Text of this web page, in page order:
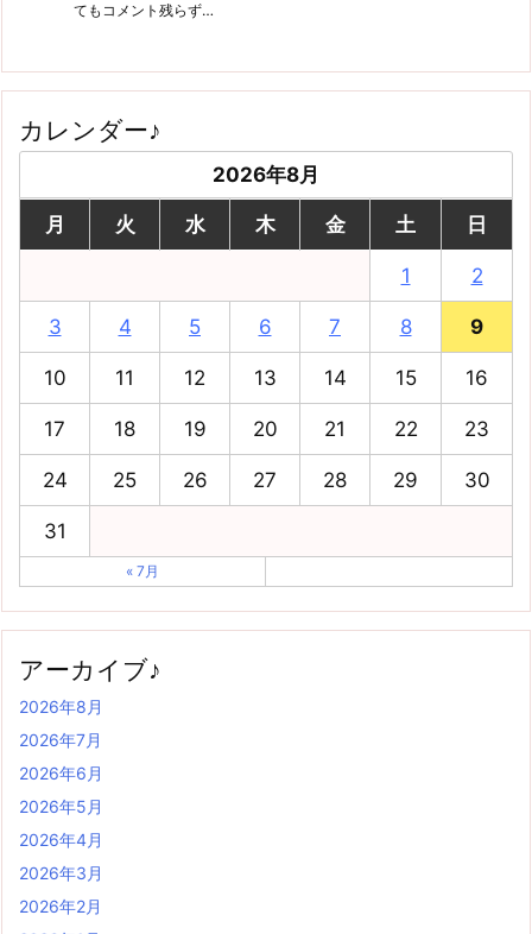
てもコメント残らず…
カレンダー♪
2026年8月
月 火 水 木 金 土 日
1 2
3 4 5 6 7 8 9
10 11 12 13 14 15 16
17 18 19 20 21 22 23
24 25 26 27 28 29 30
31
« 7月
アーカイブ♪
2026年8月
2026年7月
2026年6月
2026年5月
2026年4月
2026年3月
2026年2月